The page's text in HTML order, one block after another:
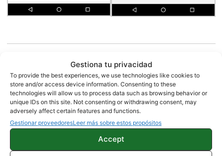
Gestiona tu privacidad
To provide the best experiences, we use technologies like cookies to
store and/or access device information. Consenting to these
technologies will allow us to process data such as browsing behavior or
unique IDs on this site. Not consenting or withdrawing consent, may
adversely affect certain features and functions.
Gestionar proveedoresLeer más sobre estos propósitos
Accept
Google Maps ya permite guardar mapas offline
en la SD
APPS NOTICIAS